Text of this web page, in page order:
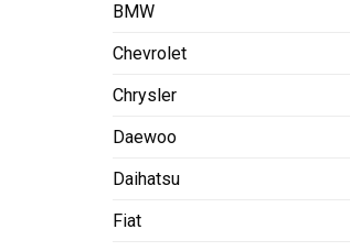
BMW
Chevrolet
Chrysler
Daewoo
Daihatsu
Fiat